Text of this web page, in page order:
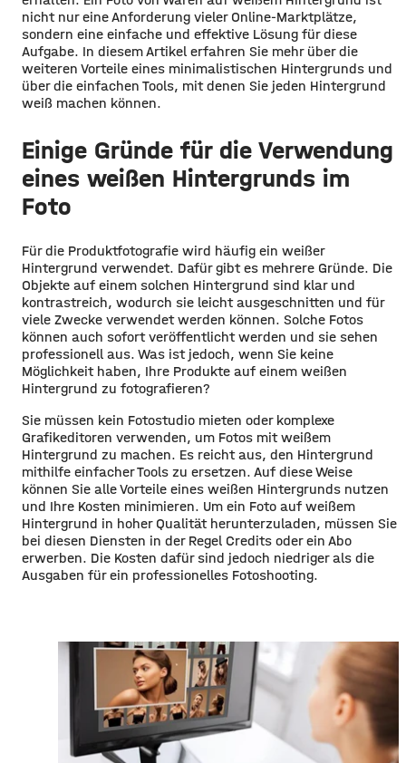
nicht nur eine Anforderung vieler Online-Marktplätze,
sondern eine einfache und effektive Lösung für diese
Aufgabe. In diesem Artikel erfahren Sie mehr über die
weiteren Vorteile eines minimalistischen Hintergrunds und
über die einfachen Tools, mit denen Sie jeden Hintergrund
weiß machen können.
Einige Gründe für die Verwendung
eines weißen Hintergrunds im
Foto
Für die Produktfotografie wird häufig ein weißer
Hintergrund verwendet. Dafür gibt es mehrere Gründe. Die
Objekte auf einem solchen Hintergrund sind klar und
kontrastreich, wodurch sie leicht ausgeschnitten und für
viele Zwecke verwendet werden können. Solche Fotos
können auch sofort veröffentlicht werden und sie sehen
professionell aus. Was ist jedoch, wenn Sie keine
Möglichkeit haben, Ihre Produkte auf einem weißen
Hintergrund zu fotografieren?
Sie müssen kein Fotostudio mieten oder komplexe
Grafikeditoren verwenden, um Fotos mit weißem
Hintergrund zu machen. Es reicht aus, den Hintergrund
mithilfe einfacher Tools zu ersetzen. Auf diese Weise
können Sie alle Vorteile eines weißen Hintergrunds nutzen
und Ihre Kosten minimieren. Um ein Foto auf weißem
Hintergrund in hoher Qualität herunterzuladen, müssen Sie
bei diesen Diensten in der Regel Credits oder ein Abo
erwerben. Die Kosten dafür sind jedoch niedriger als die
Ausgaben für ein professionelles Fotoshooting.